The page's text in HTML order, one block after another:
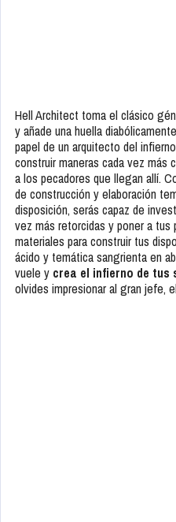
Hell Architect toma el clásico
y añade una huella
papel de un arquitecto del
construir maneras cada vez más
a los pecadores que llegan allí.
de construcción y elaboración
disposición, serás capaz de
vez más retorcidas y poner a tus
materiales para construir tus
ácido y temática sangrienta en
vuele y crea el infierno de tus
olvides impresionar al gran jefe,